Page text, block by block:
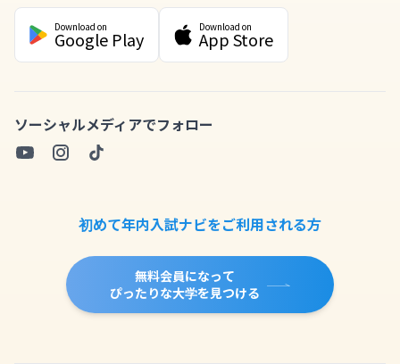
Download on
Google Play
Download on
App Store
ソーシャルメディアでフォロー
初めて年内入試ナビをご利用される方
無料会員になって
ぴったりな大学を見つける